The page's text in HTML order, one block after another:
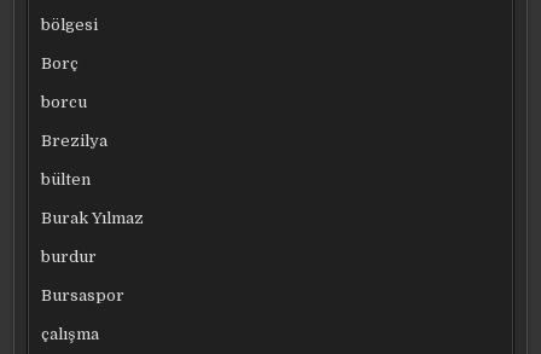
bölgesi
Borç
borcu
Brezilya
bülten
Burak Yılmaz
burdur
Bursaspor
çalışma